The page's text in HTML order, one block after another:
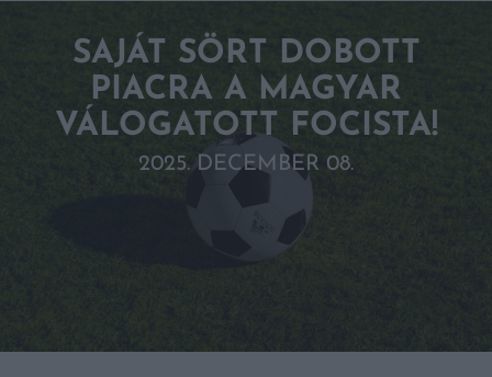
SAJÁT SÖRT DOBOTT
PIACRA A MAGYAR
VÁLOGATOTT FOCISTA!
2025. DECEMBER 08.